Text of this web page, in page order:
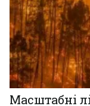
Масштабні